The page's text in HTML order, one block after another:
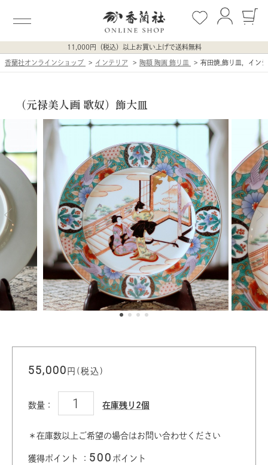
11,000円（税込）以上お買い上げで送料無料
香蘭社オンラインショップ インテリア 陶額 陶画 飾り皿 有田焼,飾り皿，イン
（元禄美人画 歌奴）飾大皿
55,000 円(税込)
数量： 在庫残り2個
＊在庫数以上ご希望の場合はお問い合わせください
獲得ポイント ： 500 ポイント